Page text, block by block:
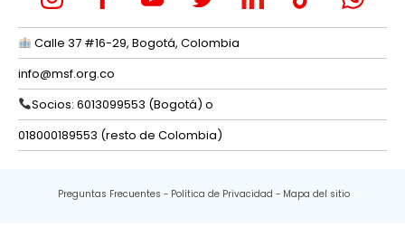
Calle 37 #16-29, Bogotá, Colombia
info@msf.org.co
Socios: 6013099553 (Bogotá) o
018000189553 (resto de Colombia)
Preguntas Frecuentes Política de Privacidad Mapa del sitio